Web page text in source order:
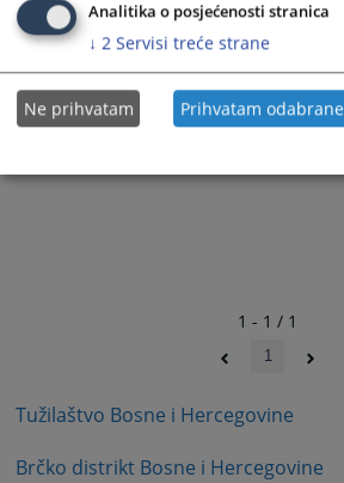
Tužilaštvo Bosne i Hercegovine
Brčko distrikt Bosne i Hercegovine
1 - 1 / 1
1
Analitika o posjećenosti stranica
↓ 2 Servisi treće strane
Ne prihvatam Prihvatam odabrane